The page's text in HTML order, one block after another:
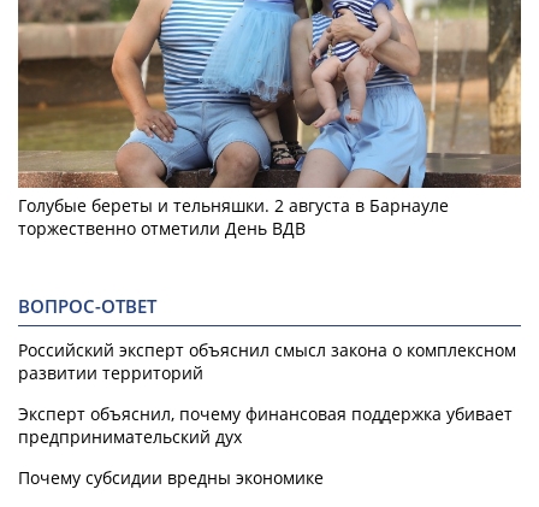
Голубые береты и тельняшки. 2 августа в Барнауле
торжественно отметили День ВДВ
ВОПРОС-ОТВЕТ
Российский эксперт объяснил смысл закона о комплексном
развитии территорий
Эксперт объяснил, почему финансовая поддержка убивает
предпринимательский дух
Почему субсидии вредны экономике